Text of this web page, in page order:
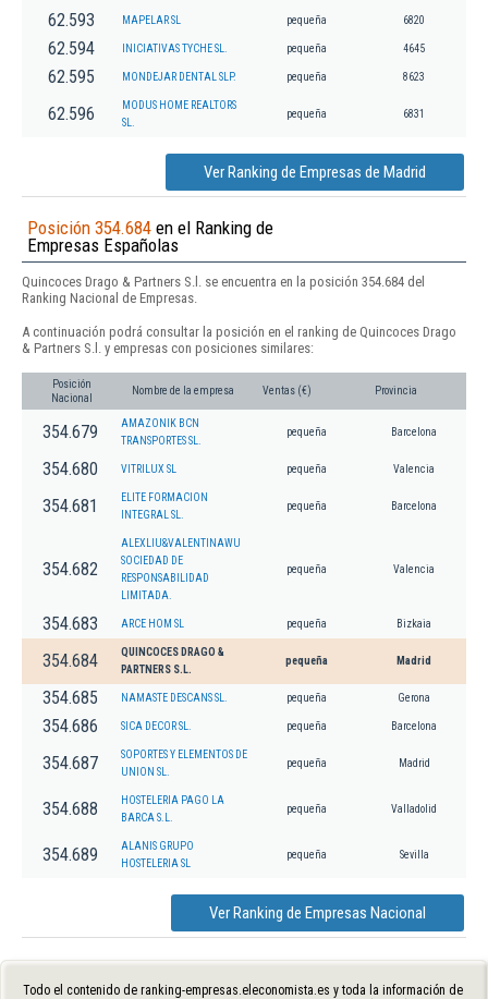
62.593 MAPELAR SL pequeña 6820
62.594 INICIATIVAS TYCHE SL. pequeña 4645
62.595 MONDEJAR DENTAL SLP. pequeña 8623
62.596
MODUS HOME REALTORS
SL.
pequeña 6831
Ver Ranking de Empresas de Madrid
Posición 354.684 en el Ranking de
Empresas Españolas
Quincoces Drago & Partners S.l. se encuentra en la posición 354.684 del
Ranking Nacional de Empresas.
A continuación podrá consultar la posición en el ranking de Quincoces Drago
& Partners S.l. y empresas con posiciones similares:
Posición
Nacional
Nombre de la empresa Ventas (€) Provincia
354.679
AMAZONIK BCN
TRANSPORTES SL.
pequeña Barcelona
354.680 VITRILUX SL pequeña Valencia
354.681
ELITE FORMACION
INTEGRAL SL.
pequeña Barcelona
354.682
ALEXLIU&VALENTINAWU
SOCIEDAD DE
RESPONSABILIDAD
LIMITADA.
pequeña Valencia
354.683 ARCE HOM SL pequeña Bizkaia
354.684
QUINCOCES DRAGO &
PARTNERS S.L.
pequeña Madrid
354.685 NAMASTE DESCANS SL. pequeña Gerona
354.686 SICA DECOR SL. pequeña Barcelona
354.687
SOPORTES Y ELEMENTOS DE
UNION SL.
pequeña Madrid
354.688
HOSTELERIA PAGO LA
BARCA S.L.
pequeña Valladolid
354.689
ALANIS GRUPO
HOSTELERIA SL
pequeña Sevilla
Ver Ranking de Empresas Nacional
Todo el contenido de ranking-empresas.eleconomista.es y toda la información de